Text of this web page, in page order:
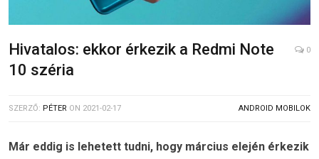
Hivatalos: ekkor érkezik a Redmi Note
10 széria
0
SZERZŐ: PÉTER ON 2021-02-17 ANDROID MOBILOK
Már eddig is lehetett tudni, hogy március elején érkezik